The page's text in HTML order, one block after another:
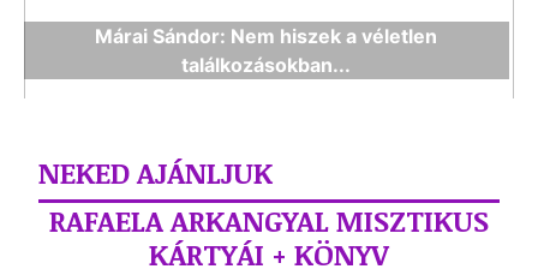
Márai Sándor: Nem hiszek a véletlen
találkozásokban...
NEKED AJÁNLJUK
RAFAELA ARKANGYAL MISZTIKUS
KÁRTYÁI + KÖNYV